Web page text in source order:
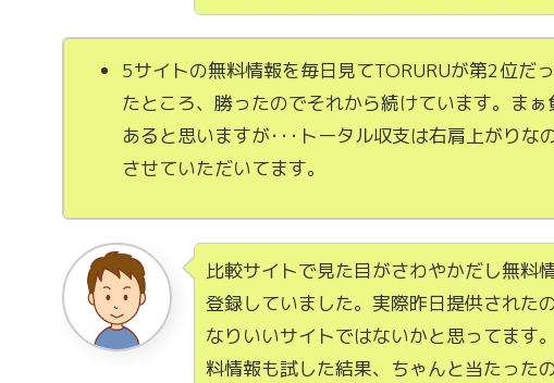
5サイトの無料情報を毎日見てTORURUが第2位だ
たところ、勝ったのでそれから続けています。ま
あると思いますが･･･トータル収支は右肩上がりな
させていただいてます。
比較サイトで見た目がさわやかだし無料
登録していました。実際昨日提供された
なりいいサイトではないかと思ってます
料情報も試した結果、ちゃんと当たった